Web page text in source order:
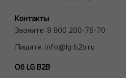
ПРОМЫШЛЕННЫЕ СИСТЕМЫ
MULTI V VRF системы
Полупромышленные сплит-системы
Холодильные Машины (Чиллеры)
Контакты
Звоните: 8 800 200-76-70
Пишите: info@lg-b2b.ru
Об LG B2B